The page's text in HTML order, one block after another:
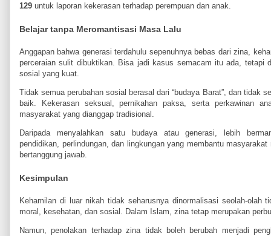
129 untuk laporan kekerasan terhadap perempuan dan anak.
Belajar tanpa Meromantisasi Masa Lalu
Anggapan bahwa generasi terdahulu sepenuhnya bebas dari zina,
perceraian sulit dibuktikan. Bisa jadi kasus semacam itu ada, tetapi
sosial yang kuat.
Tidak semua perubahan sosial berasal dari “budaya Barat”, dan tidak
baik. Kekerasan seksual, pernikahan paksa, serta perkawinan
masyarakat yang dianggap tradisional.
Daripada menyalahkan satu budaya atau generasi, lebih
pendidikan, perlindungan, dan lingkungan yang membantu
bertanggung jawab.
Kesimpulan
Kehamilan di luar nikah tidak seharusnya dinormalisasi seolah-olah
moral, kesehatan, dan sosial. Dalam Islam, zina tetap merupakan
Namun, penolakan terhadap zina tidak boleh berubah menjadi